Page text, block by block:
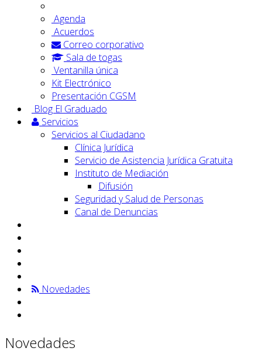
Agenda
Acuerdos
Correo corporativo
Sala de togas
Ventanilla única
Kit Electrónico
Presentación CGSM
Blog El Graduado
Servicios
Servicios al Ciudadano
Clínica Jurídica
Servicio de Asistencia Jurídica Gratuita
Instituto de Mediación
Difusión
Seguridad y Salud de Personas
Canal de Denuncias
Novedades
Novedades